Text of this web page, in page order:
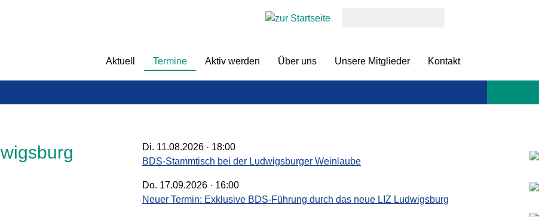
Aktuell
Termine Aktiv werden Über uns Unsere Mitglieder Kontakt
Di. 11.08.2026 · 18:00
BDS-Stammtisch bei der Ludwigsburger Weinlaube
Do. 17.09.2026 · 16:00
Neuer Termin: Exklusive BDS-Führung durch das neue LIZ Ludwigsburg